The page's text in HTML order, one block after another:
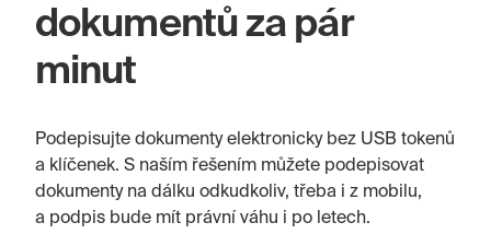
dokumentů za pár
minut
Podepisujte dokumenty elektronicky bez USB tokenů
a klíčenek. S naším řešením můžete podepisovat
dokumenty na dálku odkudkoliv, třeba i z mobilu,
a podpis bude mít právní váhu i po letech.